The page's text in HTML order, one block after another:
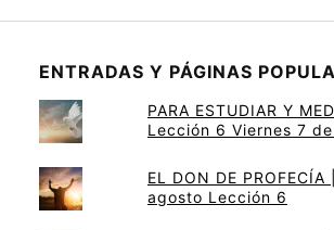
ENTRADAS Y PÁGINAS
PARA ESTUDIAR Y
Lección 6 Viernes 7
EL DON DE
agosto Lección 6